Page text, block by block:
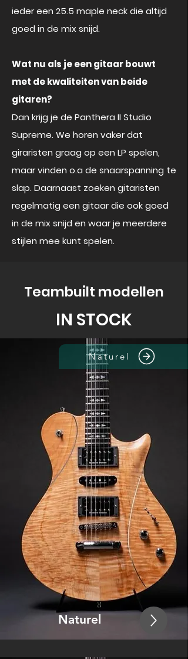
ieder een 25.5 maple neck die altijd
goed in de mix snijd.
Wat nu als je een gitaar bouwt
met de kwaliteiten van beide
gitaren?
Dan krijg je de Panthera II Studio
Supreme. We horen vaker dat
giraristen graag op een LP spelen,
maar vinden o.a de snaarspanning te
slap. Daarnaast zoeken gitaristen
regelmatig een gitaar die ook goed
in de mix snijd en waar je meerdere
stijlen mee kunt spelen.
Teambuilt modellen
IN STOCK
Naturel
Naturel